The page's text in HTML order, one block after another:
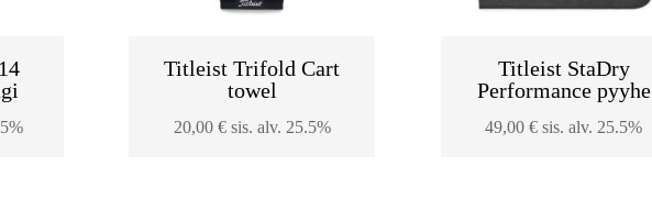
Titleist Trifold Cart
towel
20,00 € sis. alv. 25.5%
Titleist StaDry
Performance pyyhe
49,00€ sis. alv. 25.5%